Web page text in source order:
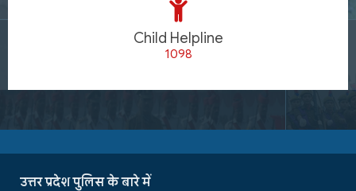
Child Helpline
1098
उत्तर प्रदेश पुलिस के बारे में